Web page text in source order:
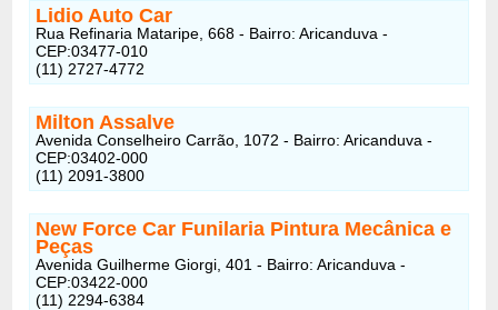
Lidio Auto Car
Rua Refinaria Mataripe, 668 - Bairro: Aricanduva -
CEP:03477-010
(11) 2727-4772
Milton Assalve
Avenida Conselheiro Carrão, 1072 - Bairro: Aricanduva -
CEP:03402-000
(11) 2091-3800
New Force Car Funilaria Pintura Mecânica e
Peças
Avenida Guilherme Giorgi, 401 - Bairro: Aricanduva -
CEP:03422-000
(11) 2294-6384